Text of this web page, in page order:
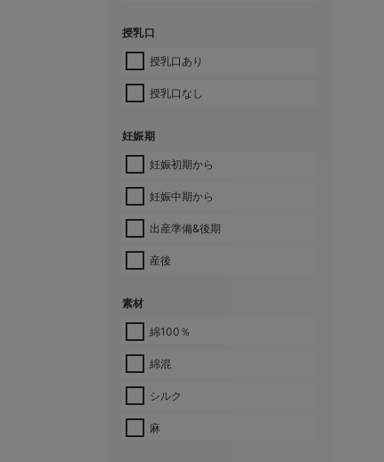
授乳口
授乳口あり
授乳口なし
妊娠期
妊娠初期から
妊娠中期から
出産準備&後期
産後
素材
綿100％
綿混
シルク
麻